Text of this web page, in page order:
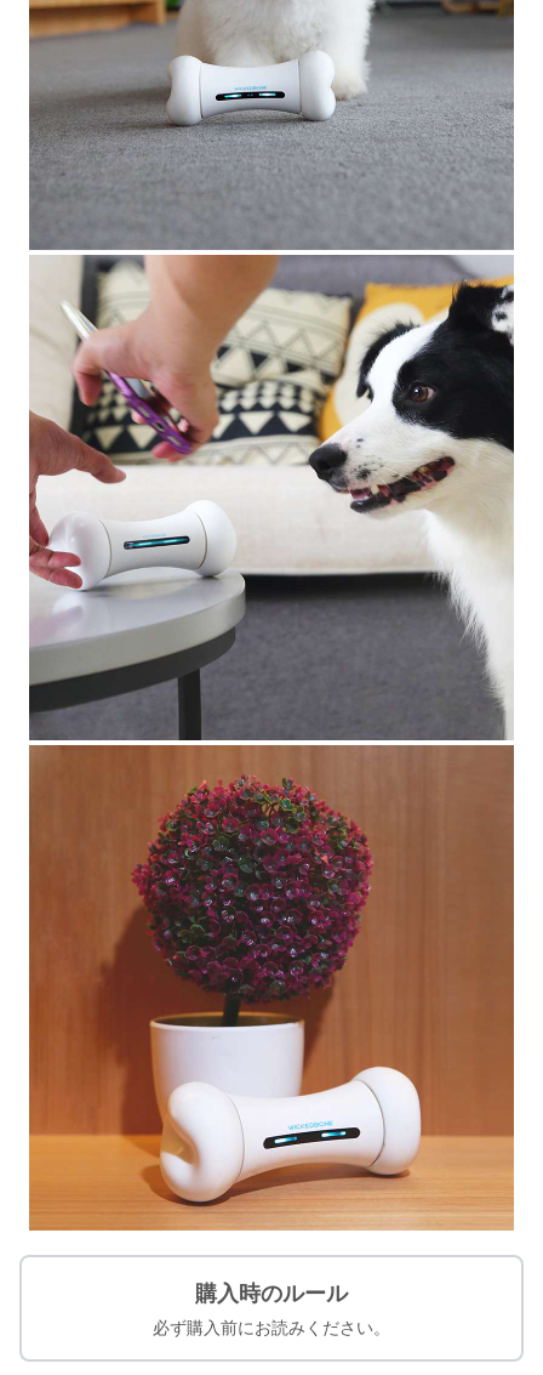
購入時のルール
必ず購入前にお読みください。